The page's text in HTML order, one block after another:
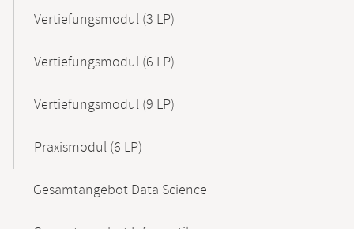
Vertiefungsmodul (3 LP)
Vertiefungsmodul (6 LP)
Vertiefungsmodul (9 LP)
Praxismodul (6 LP)
Gesamtangebot Data Science